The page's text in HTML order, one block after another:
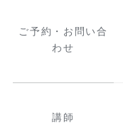
ご予約・お問い合
わせ
講師